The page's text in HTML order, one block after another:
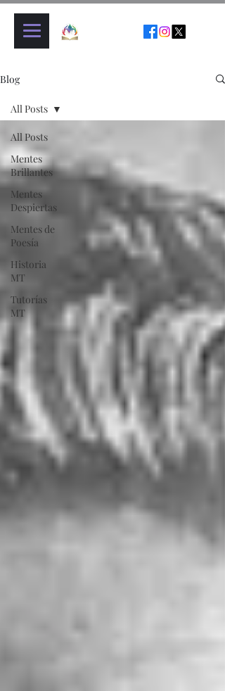
Blog
All Posts
Mentes
Brillantes
Mentes
Despiertas
Mentes de
Poesía
Historia
MT
Tutorías
MT
All Posts